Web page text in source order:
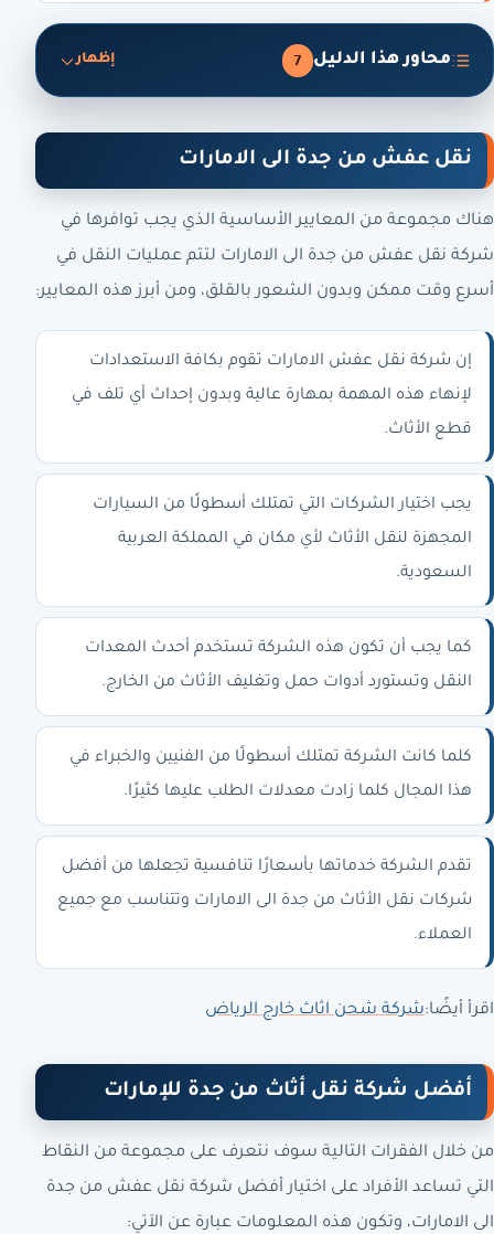
محاور هذا الدليل 7 إظهار
نقل عفش من جدة الى الامارات
هناك مجموعة من المعايير الأساسية الذي يجب توافرها في
شركة نقل عفش من جدة الى الامارات لتتم عمليات النقل في
أسرع وقت ممكن وبدون الشعور بالقلق، ومن أبرز هذه المعايير:
إن شركة نقل عفش الامارات تقوم بكافة الاستعدادات
لإنهاء هذه المهمة بمهارة عالية وبدون إحداث أي تلف في
قطع الأثاث.
يجب اختيار الشركات التي تمتلك أسطولًا من السيارات
المجهزة لنقل الأثاث لأي مكان في المملكة العربية
السعودية.
كما يجب أن تكون هذه الشركة تستخدم أحدث المعدات
النقل وتستورد أدوات حمل وتغليف الأثاث من الخارج.
كلما كانت الشركة تمتلك أسطولًا من الفنيين والخبراء في
هذا المجال كلما زادت معدلات الطلب عليها كثيرًا.
تقدم الشركة خدماتها بأسعارًا تنافسية تجعلها من أفضل
شركات نقل الأثاث من جدة الى الامارات وتتناسب مع جميع
العملاء.
اقرأ أيضًا:شركة شحن اثاث خارج الرياض
أفضل شركة نقل أثاث من جدة للإمارات
من خلال الفقرات التالية سوف نتعرف على مجموعة من النقاط
التي تساعد الأفراد على اختيار أفضل شركة نقل عفش من جدة
الى الامارات، وتكون هذه المعلومات عبارة عن الآتي: